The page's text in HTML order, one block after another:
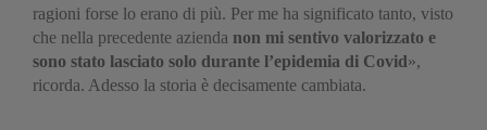
ragioni forse lo erano di più. Per me ha significato tanto, visto
che nella precedente azienda non mi sentivo valorizzato e
sono stato lasciato solo durante l’epidemia di Covid»,
ricorda. Adesso la storia è decisamente cambiata.